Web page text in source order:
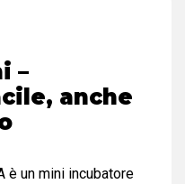
–
anche
è un mini incubatore